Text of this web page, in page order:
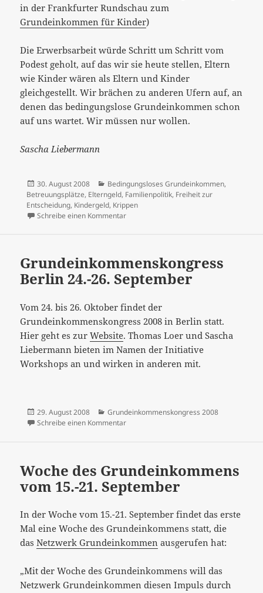
in der Frankfurter Rundschau zum
Grundeinkommen für Kinder)
Die Erwerbsarbeit würde Schritt um Schritt vom
Podest geholt, auf das wir sie heute stellen, Eltern
wie Kinder wären als Eltern und Kinder
gleichgestellt. Wir brächen zu anderen Ufern auf, an
denen das bedingungslose Grundeinkommen schon
auf uns wartet. Wir müssen nur wollen.
Sascha Liebermann
Veröffentlicht
am
30. August 2008 Kategorien
Bedingungsloses Grundeinkommen,
Betreuungsplätze, Elterngeld, Familienpolitik, Freiheit zur
Entscheidung, Kindergeld, Krippen
Schreibe einen Kommentarzu Das Elterngeld und seine
Grundeinkommenskongress
Berlin 24.-26. September
Vom 24. bis 26. Oktober findet der
Grundeinkommenskongress 2008 in Berlin statt.
Hier geht es zurWebsite. Thomas Loer und Sascha
Liebermann bieten im Namen der Initiative
Workshops an und wirken in anderen mit.
Veröffentlicht
am
29. August 2008 Kategorien
Grundeinkommenskongress 2008
Schreibe einen Kommentarzu Grundeinkommenskongress Berlin
Woche des Grundeinkommens
vom 15.-21. September
In der Woche vom 15.-21. September findet das erste
Mal eine Woche des Grundeinkommens statt, die
dasNetzwerk Grundeinkommen ausgerufen hat:
„Mit der Woche des Grundeinkommens will das
Netzwerk Grundeinkommen diesen Impuls durch